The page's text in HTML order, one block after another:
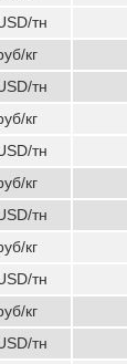
тн
кг
тн
кг
тн
кг
тн
кг
тн
кг
тн